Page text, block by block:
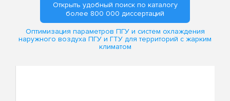
Открыть удобный поиск по каталогу
более 800 000 диссертаций
Оптимизация параметров ПГУ и систем охлаждения
наружного воздуха ПГУ и ГТУ для территорий с жарким
климатом